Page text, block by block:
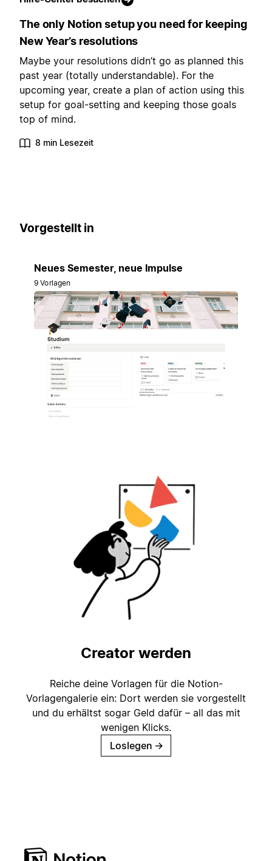
The only Notion setup you need for keeping
New Year’s resolutions
Maybe your resolutions didn’t go as planned this
past year (totally understandable). For the
upcoming year, create a plan of action using this
setup for goal-setting and keeping those goals
top of mind.
8 min Lesezeit
Vorgestellt in
Neues Semester, neue Impulse
9 Vorlagen
Creator werden
Reiche deine Vorlagen für die Notion-
Vorlagengalerie ein: Dort werden sie vorgestellt
und du erhältst sogar Geld dafür – all das mit
wenigen Klicks.
Loslegen →